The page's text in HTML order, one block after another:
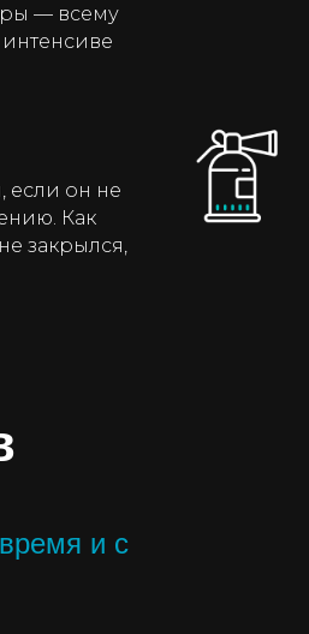
— всему
если он не
Как
закрылся,
и с